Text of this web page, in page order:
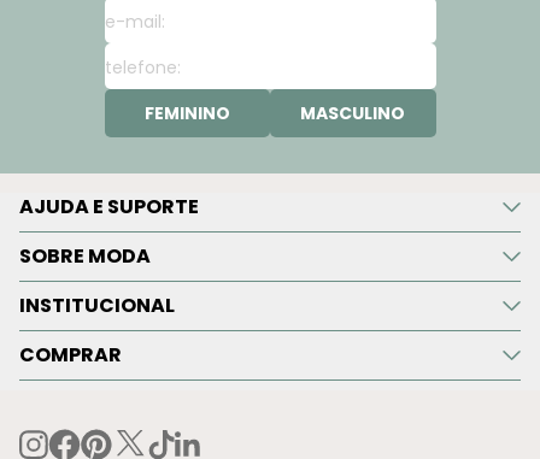
FEMININO MASCULINO
AJUDA E SUPORTE
SOBRE MODA
INSTITUCIONAL
COMPRAR